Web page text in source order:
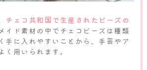
チェコ共和国で生産されたビーズの
イド素材の中でチェコビーズは種類
手に入れやすいことから、手芸やア
く用いられます。